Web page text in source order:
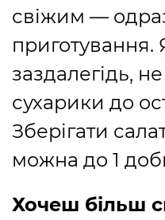
свіжим —
приготування.
заздалегідь,
сухарики до
Зберігати
можна до 1
Хочеш більш